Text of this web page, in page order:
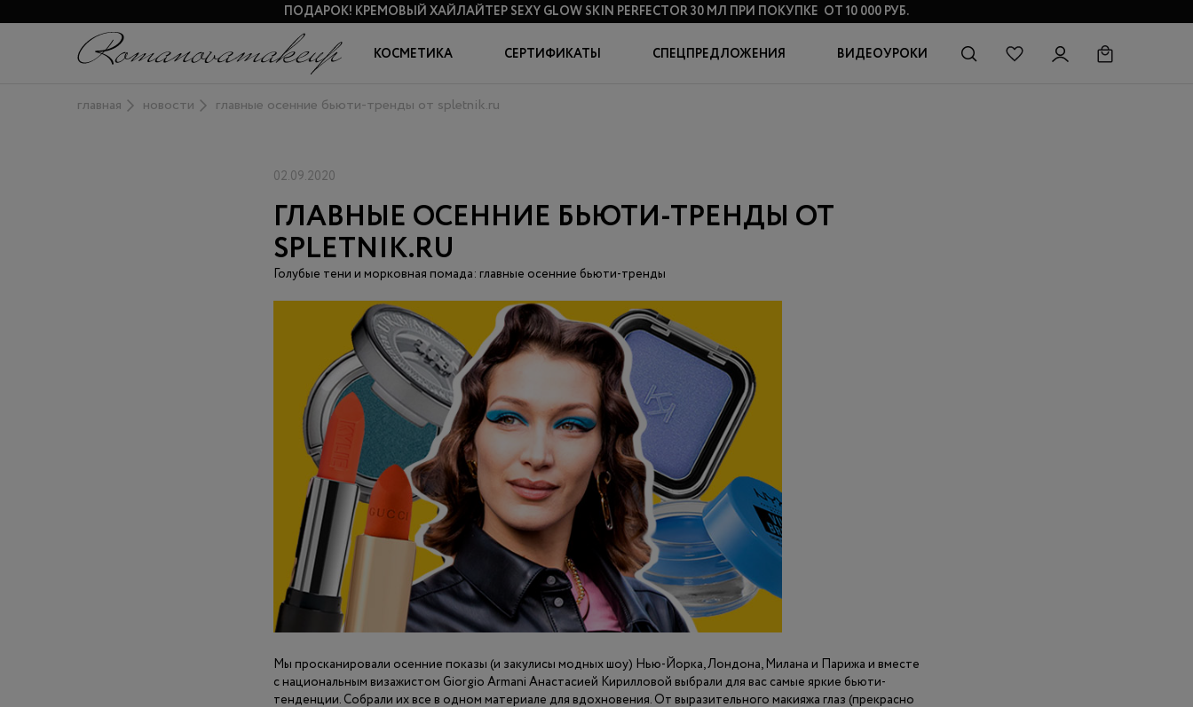
ПОДАРОК! КРЕМОВЫЙ ХАЙЛАЙТЕР SEXY GLOW SKIN PERFECTOR 30 МЛ ПРИ ПОКУПКЕ ОТ 10 000 РУБ.
КОСМЕТИКА СЕРТИФИКАТЫ СПЕЦПРЕДЛОЖЕНИЯ ВИДЕОУРОКИ
главная новости главные осенние бьюти-тренды от spletnik.ru
02.09.2020
ГЛАВНЫЕ ОСЕННИЕ БЬЮТИ-ТРЕНДЫ ОТ
SPLETNIK.RU
Голубые тени и морковная помада: главные осенние бьюти-тренды
Мы просканировали осенние показы (и закулисы модных шоу) Нью-Йорка, Лондона, Милана и Парижа и вместе
с национальным визажистом Giorgio Armani Анастасией Кирилловой выбрали для вас самые яркие бьюти-
тенденции. Собрали их все в одном материале для вдохновения. От выразительного макияжа глаз (прекрасно